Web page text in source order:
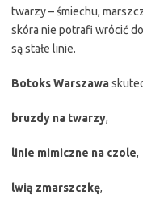
twarzy – śmiechu,
skóra nie potrafi wrócić
są stałe linie.
Botoks Warszawa
bruzdy na twarzy,
linie mimiczne na czole,
lwią zmarszczkę,